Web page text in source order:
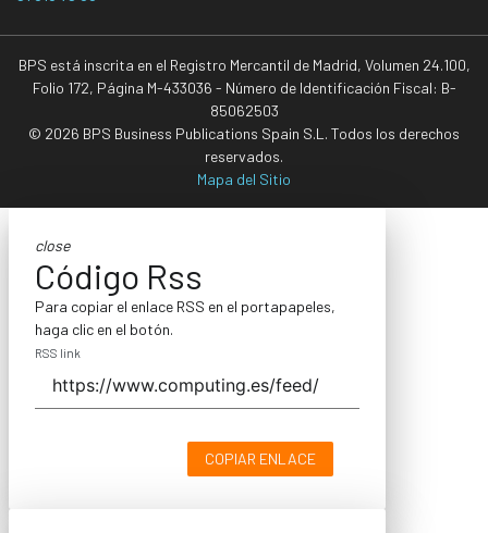
BPS está inscrita en el Registro Mercantil de Madrid, Volumen 24.100,
Folio 172, Página M-433036 - Número de Identificación Fiscal: B-
85062503
© 2026 BPS Business Publications Spain S.L. Todos los derechos
reservados.
Mapa del Sitio
close
Código Rss
Para copiar el enlace RSS en el portapapeles,
haga clic en el botón.
RSS link
COPIAR ENLACE